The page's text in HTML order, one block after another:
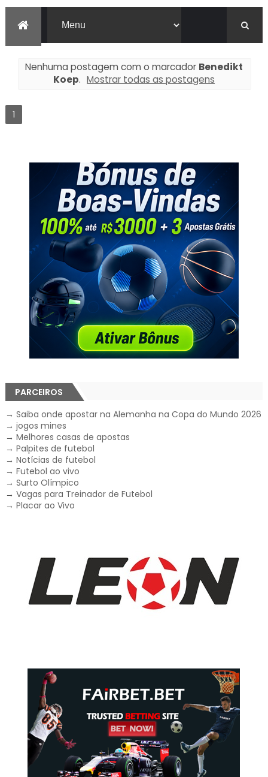
Nenhuma postagem com o marcador Benedikt
Koep. Mostrar todas as postagens
1
PARCEIROS
→ Saiba onde apostar na Alemanha na Copa do Mundo 2026
→ jogos mines
→ Melhores casas de apostas
→ Palpites de futebol
→ Notícias de futebol
→ Futebol ao vivo
→ Surto Olímpico
→ Vagas para Treinador de Futebol
→ Placar ao Vivo